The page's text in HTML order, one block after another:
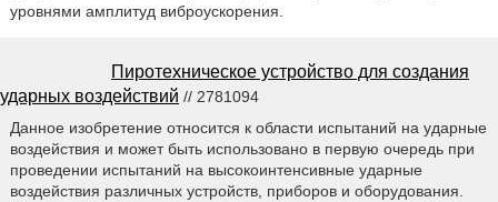
уровнями амплитуд виброускорения.
Пиротехническое устройство для создания
ударных воздействий // 2781094
Данное изобретение относится к области испытаний на ударные
воздействия и может быть использовано в первую очередь при
проведении испытаний на высокоинтенсивные ударные
воздействия различных устройств, приборов и оборудования.